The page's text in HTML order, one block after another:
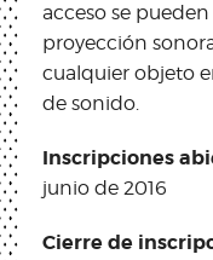
acceso se
proyección
cualquier objeto
de sonido.
Inscripciones
junio de 2016
Cierre de